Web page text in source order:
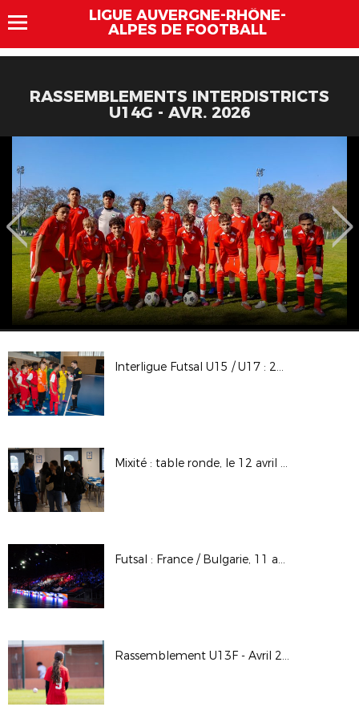
LIGUE AUVERGNE-RHÔNE-
ALPES DE FOOTBALL
RASSEMBLEMENTS INTERDISTRICTS
U14G - AVR. 2026
Interligue Futsal U15 / U17 : 20 et 21 avril 2025 à Vichy
Mixité : table ronde, le 12 avril 2025
Futsal : France / Bulgarie, 11 avril 2025 à St-Chamond
Rassemblement U13F - Avril 2025